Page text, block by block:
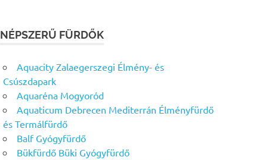
NÉPSZERŰ FÜRDŐK
Aquacity Zalaegerszegi Élmény- és
Csúszdapark
Aquaréna Mogyoród
Aquaticum Debrecen Mediterrán Élményfürdő
és Termálfürdő
Balf Gyógyfürdő
Bükfürdő Büki Gyógyfürdő